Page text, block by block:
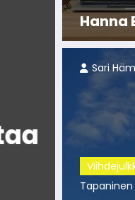
Blogi
Hanna
Sari